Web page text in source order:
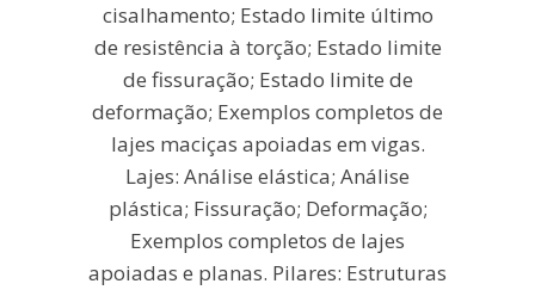
cisalhamento; Estado limite último
de resistência à torção; Estado limite
de fissuração; Estado limite de
deformação; Exemplos completos de
lajes maciças apoiadas em vigas.
Lajes: Análise elástica; Análise
plástica; Fissuração; Deformação;
Exemplos completos de lajes
apoiadas e planas. Pilares: Estruturas